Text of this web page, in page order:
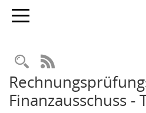
Toggle navigation
Rechercheauswahl
RSS-Feed
Finanzausschuss -